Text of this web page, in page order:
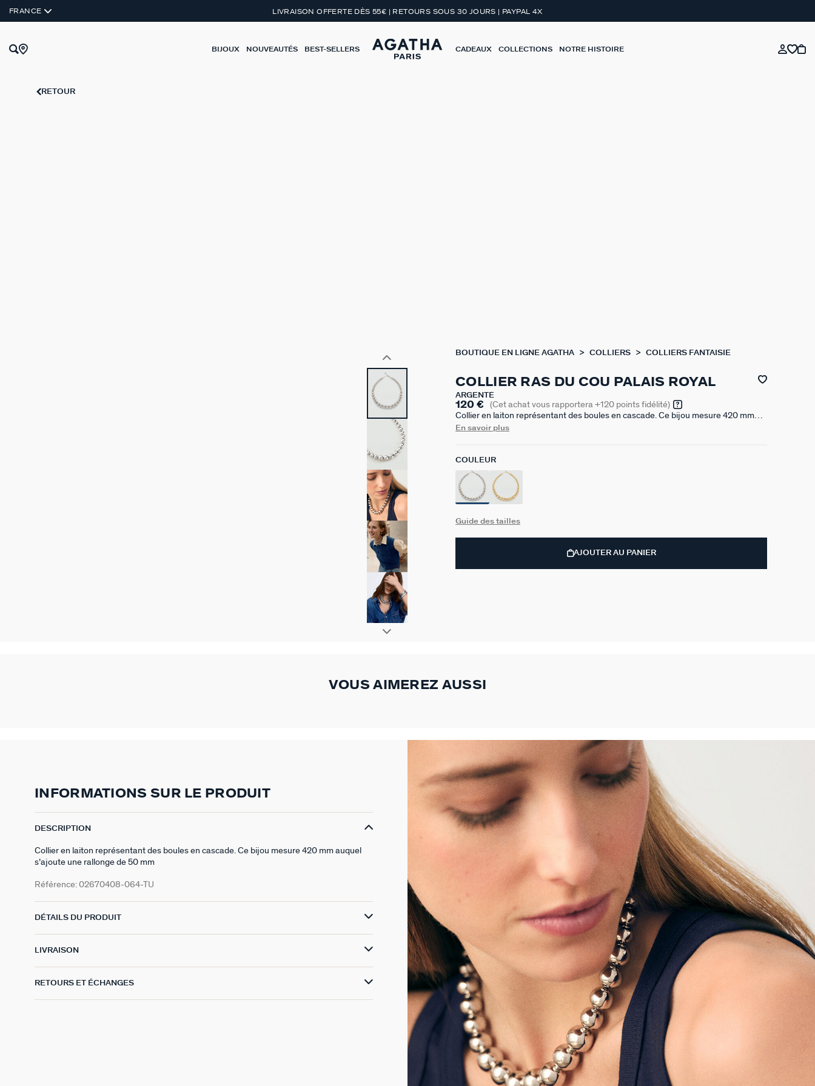
FRANCE LIVRAISON OFFERTE DÈS 55€ | RETOURS SOUS 30 JOURS | PAYPAL 4X
BIJOUX NOUVEAUTÉS BEST-SELLERS CADEAUX COLLECTIONS NOTRE HISTOIRE
RETOUR
BOUTIQUE EN LIGNE AGATHA COLLIERS COLLIERS FANTAISIE
COLLIER RAS DU COU PALAIS ROYAL
ARGENTÉ
120 € (Cet achat vous rapportera +120 points fidélité)
Collier en laiton représentant des boules en cascade. Ce bijou mesure 420 mm
auquel s’ajoute une rallonge de 50 mm
En savoir plus
COULEUR
Guide des tailles
AJOUTER AU PANIER
VOUS AIMEREZ AUSSI
INFORMATIONS SUR LE PRODUIT
DESCRIPTION
Collier en laiton représentant des boules en cascade. Ce bijou mesure 420 mm auquel
s’ajoute une rallonge de 50 mm
Référence: 02670408-064-TU
DÉTAILS DU PRODUIT
LIVRAISON
RETOURS ET ÉCHANGES